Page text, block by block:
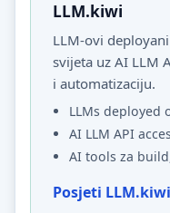
LLM.kiwi
LLM-ovi
svijeta uz AI LLM
i automatizaciju.
LLMs deployed
AI LLM API
AI tools za
Posjeti LLM.kiwi